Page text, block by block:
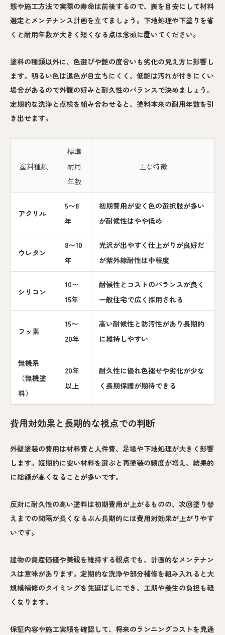
態や施工方法で実際の寿命は前後するので、表を目安にして材料
選定とメンテナンス計画を立てましょう。下地処理や下塗りを省
くと耐用年数が大きく短くなる点は念頭に置いてください。
塗料の種類以外に、色選びや艶の度合いも劣化の見え方に影響し
ます。明るい色は退色が目立ちにくく、低艶は汚れが付きにくい
場合があるので外観の好みと耐久性のバランスで決めましょう。
定期的な洗浄と点検を組み合わせると、塗料本来の耐用年数を引
き出せます。
塗料種類
標準
耐用
年数
主な特徴
アクリル
5〜8
年
初期費用が安く色の選択肢が多い
が耐候性はやや低め
ウレタン
8〜10
年
光沢が出やすく仕上がりが良好だ
が紫外線耐性は中程度
シリコン
10〜
15年
耐候性とコストのバランスが良く
一般住宅で広く採用される
フッ素
15〜
20年
高い耐候性と防汚性があり長期的
に維持しやすい
無機系
（無機塗
料）
20年
以上
耐久性に優れ色褪せや劣化が少な
く長期保護が期待できる
費用対効果と長期的な視点での判断
外壁塗装の費用は材料費と人件費、足場や下地処理が大きく影響
します。短期的に安い材料を選ぶと再塗装の頻度が増え、結果的
に総額が高くなることが多いです。
反対に耐久性の高い塗料は初期費用が上がるものの、次回塗り替
えまでの間隔が長くなるぶん長期的には費用対効果が上がりやす
いです。
建物の資産価値や美観を維持する観点でも、計画的なメンテナン
スは意味があります。定期的な洗浄や部分補修を組み入れると大
規模補修のタイミングを先延ばしにでき、工期や養生の負担も軽
くなります。
保証内容や施工実績を確認して、将来のランニングコストを見通